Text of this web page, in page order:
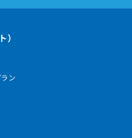
）
ン